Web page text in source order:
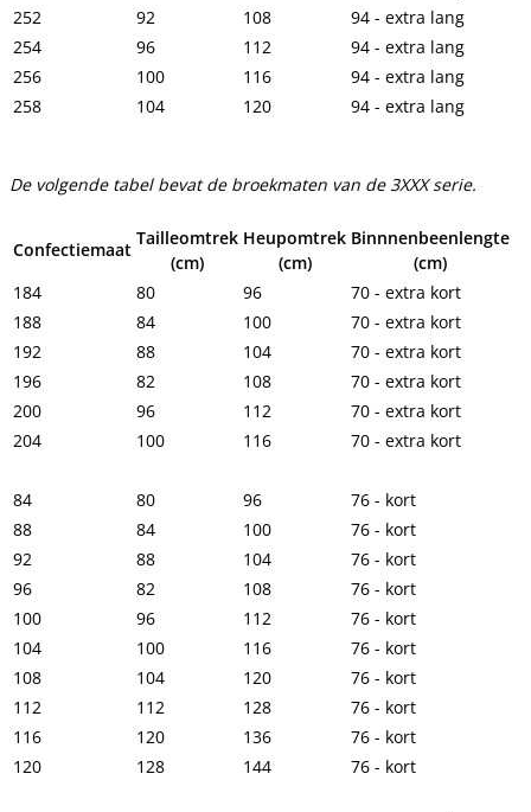
252
92 108
94 - extra lang
254
96 112
94 - extra lang
256
100 116
94 - extra lang
258
104 120 94 - extra lang
De volgende tabel bevat de broekmaten van de 3XXX serie.
Confectiemaat
Tailleomtrek
(cm)
Heupomtrek
(cm)
Binnnenbeenlengte
(cm)
184
80 96
70 - extra kort
188
84 100
70 - extra kort
192
88 104
70 - extra kort
196
82 108
70 - extra kort
200
96 112
70 - extra kort
204
100 116 70 - extra kort
84 80 96
76 - kort
88
84 100
76 - kort
92
88 104
76 - kort
96
82 108
76 - kort
100
96 112
76 - kort
104
100 116
76 - kort
108
104 120
76 - kort
112
112 128
76 - kort
116
120 136
76 - kort
120
128 144 76 - kort